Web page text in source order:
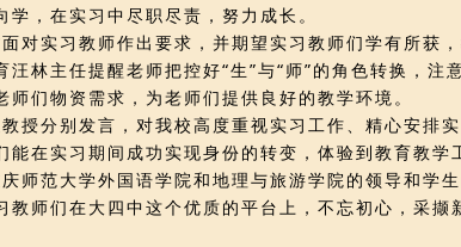
，在实习中尽职尽责，努力成长。
实习教师作出要求，并期望实习教师们学有所获
林主任提醒老师把控好“生”与“师”的角色转换，注
们物资需求，为老师们提供良好的教学环境。
分别发言，对我校高度重视实习工作、精心安排
在实习期间成功实现身份的转变，体验到教育教学
范大学外国语学院和地理与旅游学院的领导和学
教师们在大四中这个优质的平台上，不忘初心，采撷